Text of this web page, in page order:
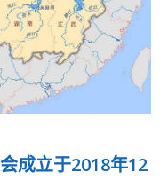
成立于2018年12